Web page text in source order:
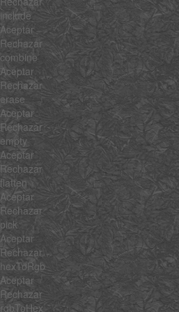
include
Aceptar
Rechazar
combine
Aceptar
Rechazar
erase
Aceptar
Rechazar
empty
Aceptar
Rechazar
flatten
Aceptar
Rechazar
pick
Aceptar
Rechazar
hexToRgb
Aceptar
Rechazar
rgbToHex